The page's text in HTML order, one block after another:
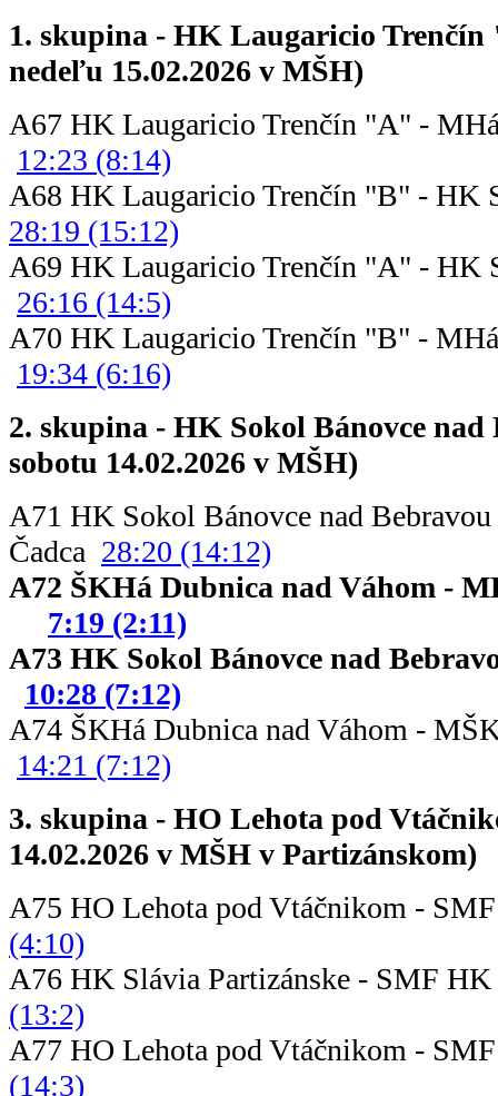
1. skupina - HK Laugaricio
nedeľu 15.02.2026 v MŠH)
A67 HK Laugaricio Trenčín
12:23 (8:14)
A68 HK Laugaricio Trenčín "B" -
28:19 (15:12)
A69 HK Laugaricio Trenčín "A" -
26:16 (14:5)
A70 HK Laugaricio Trenčín
19:34 (6:16)
2. skupina - HK Sokol Bánovce nad
sobotu 14.02.2026 v MŠH)
A71 HK Sokol Bánovce nad
Čadca 28:20 (14:12)
A72 ŠKHá Dubnica nad
7:19 (2:11)
A73 HK Sokol Bánovce nad
10:28 (7:12)
A74 ŠKHá Dubnica nad Váhom -
14:21 (7:12)
3. skupina - HO Lehota pod
14.02.2026 v MŠH v Partizánskom)
A75 HO Lehota pod Vtáčnikom -
(4:10)
A76 HK Slávia Partizánske -
(13:2)
A77 HO Lehota pod Vtáčnikom -
(14:3)